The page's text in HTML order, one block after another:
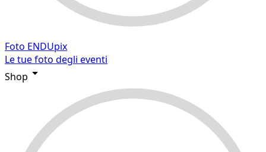
Foto ENDUpix
Le tue foto degli eventi
Shop